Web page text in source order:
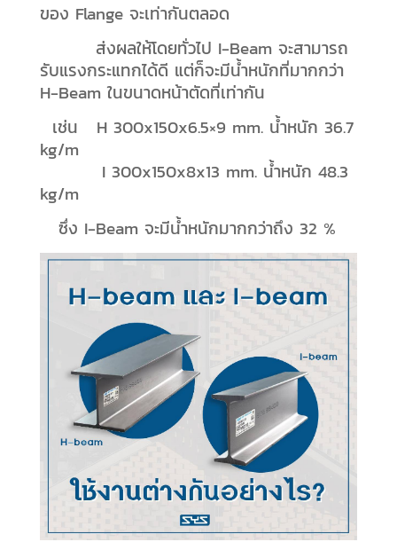
ของ Flange จะเท่ากันตลอด
ส่งผลให้โดยทั่วไป I-Beam จะสามารถ
รับแรงกระแทกได้ดี แต่ก็จะมีน้ำหนักที่มากกว่า
H-Beam ในขนาดหน้าตัดที่เท่ากัน
เช่น H 300x150x6.5×9 mm. น้ำหนัก 36.7
kg/m
I 300x150x8x13 mm. น้ำหนัก 48.3
kg/m
ซึ่ง I-Beam จะมีน้ำหนักมากกว่าถึง 32 %